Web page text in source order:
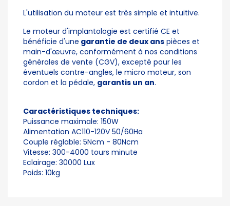
L'utilisation du moteur est très simple et intuitive.
Le moteur d'implantologie est certifié CE et
bénéficie d'une garantie de deux ans pièces et
main-d'œuvre, conformément à nos conditions
générales de vente (CGV), excepté pour les
éventuels contre-angles, le micro moteur, son
cordon et la pédale, garantis un an.
Caractéristiques techniques:
Puissance maximale: 150W
Alimentation AC110-120V 50/60Ha
Couple réglable: 5Ncm - 80Ncm
Vitesse: 300-4000 tours minute
Eclairage: 30000 Lux
Poids: 10kg